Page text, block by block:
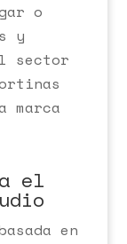
o
y
sector
el
en